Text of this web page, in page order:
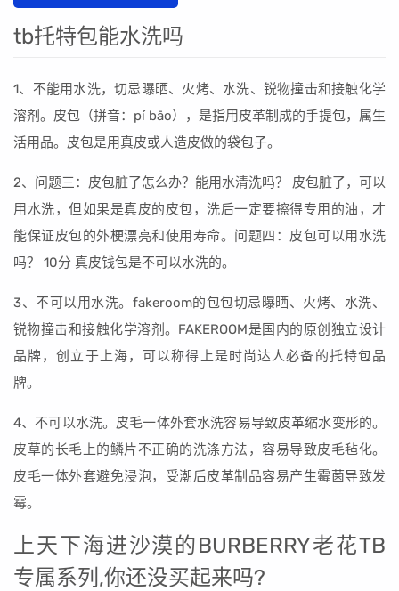
tb托特包能水洗吗
1、不能用水洗，切忌曝晒、火烤、水洗、锐物撞击和接触化学
溶剂。皮包（拼音：pí bāo），是指用皮革制成的手提包，属生
活用品。皮包是用真皮或人造皮做的袋包子。
2、问题三：皮包脏了怎么办？能用水清洗吗？ 皮包脏了，可以
用水洗，但如果是真皮的皮包，洗后一定要擦得专用的油，才
能保证皮包的外梗漂亮和使用寿命。问题四：皮包可以用水洗
吗？ 10分 真皮钱包是不可以水洗的。
3、不可以用水洗。fakeroom的包包切忌曝晒、火烤、水洗、
锐物撞击和接触化学溶剂。FAKEROOM是国内的原创独立设计
品牌，创立于上海，可以称得上是时尚达人必备的托特包品
牌。
4、不可以水洗。皮毛一体外套水洗容易导致皮革缩水变形的。
皮草的长毛上的鳞片不正确的洗涤方法，容易导致皮毛毡化。
皮毛一体外套避免浸泡，受潮后皮革制品容易产生霉菌导致发
霉。
上天下海进沙漠的BURBERRY老花TB
专属系列,你还没买起来吗?